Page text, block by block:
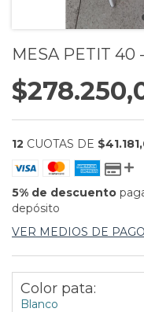
MESA PETIT 40
12 CUOTAS DE
5% de descuento
depósito
VER MEDIOS DE PAGO
Color pata:
Blanco